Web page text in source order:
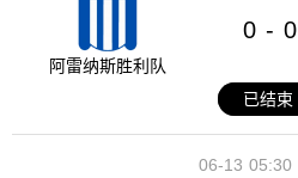
阿雷纳斯胜利队
0 - 0
已结束
05:30
06-13